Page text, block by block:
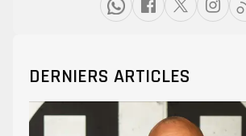
DERNIERS ARTICLES